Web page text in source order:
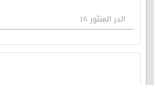
الدر المنثور 16